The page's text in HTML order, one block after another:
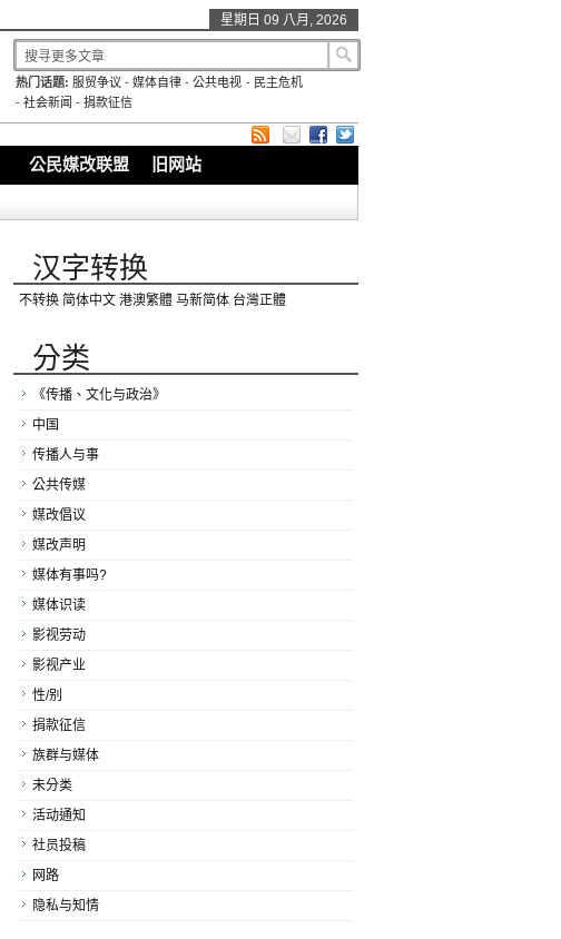
星期日 09 八月, 2026
热门话题: 服贸争议 -媒体自律 -公共电视 - 民主危机
- 社会新闻 - 捐款征信
公民媒改联盟 旧网站
汉字转换
不转换 简体中文 港澳繁體 马新简体 台灣正體
分类
《传播、文化与政治》
中国
传播人与事
公共传媒
媒改倡议
媒改声明
媒体有事吗?
媒体识读
影视劳动
影视产业
性/别
捐款征信
族群与媒体
未分类
活动通知
社员投稿
网路
隐私与知情